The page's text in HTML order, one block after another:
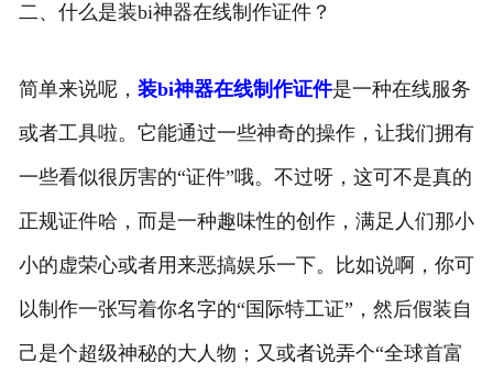
二、什么是装bi神器在线制作证件？
简单来说呢， 装bi神器在线制作证件是一种在线服务
或者工具啦。它能通过一些神奇的操作，让我们拥有
一些看似很厉害的“证件”哦。不过呀，这可不是真的
正规证件哈，而是一种趣味性的创作，满足人们那小
小的虚荣心或者用来恶搞娱乐一下。比如说啊，你可
以制作一张写着你名字的“国际特工证”，然后假装自
己是个超级神秘的大人物；又或者说弄个“全球首富